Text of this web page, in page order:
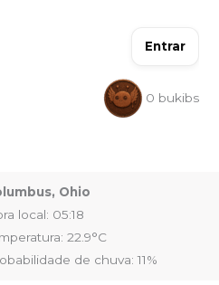
Entrar
0 bukibs
Ohio
local: 05:18
22.9°C
de chuva: 11%